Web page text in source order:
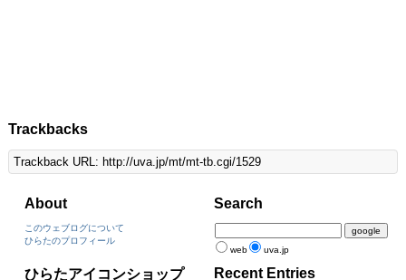
Trackbacks
Trackback URL: http://uva.jp/mt/mt-tb.cgi/1529
About
このウェブログについて
ひらたのプロフィール
Search
web uva.jp
ひらたアイコンショップ Recent Entries